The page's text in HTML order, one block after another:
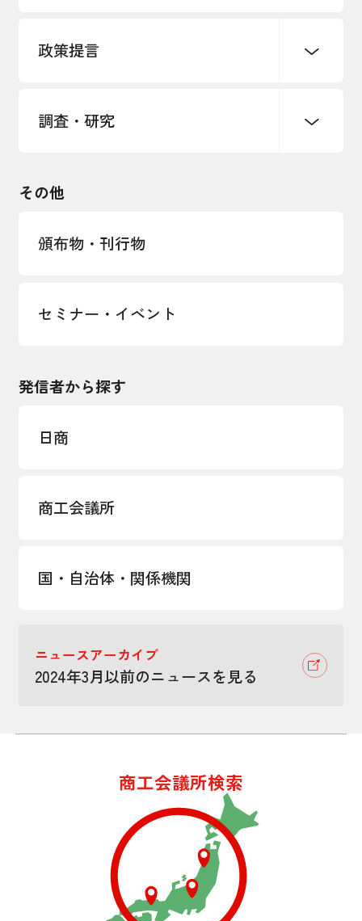
海外情報レポート
安全保障貿易管理・技術流出防止に関す
経営者保証に関するガイドライン
政策提言
中小企業経営
国土強靭化・社会基盤整備・震災復興
調査・研究
LOBO調査
その他
頒布物・刊行物
セミナー・イベント
発信者から探す
日商
商工会議所
国・自治体・関係機関
ニュースアーカイブ
2024年3月以前のニュースを見る
商工会議所検索